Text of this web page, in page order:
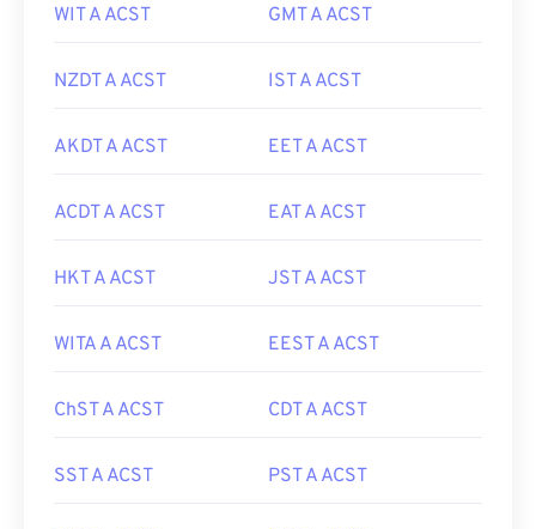
WIT A ACST GMT A ACST
NZDT A ACST IST A ACST
AKDT A ACST EET A ACST
ACDT A ACST EAT A ACST
HKT A ACST JST A ACST
WITA A ACST EEST A ACST
ChST A ACST CDT A ACST
SST A ACST PST A ACST